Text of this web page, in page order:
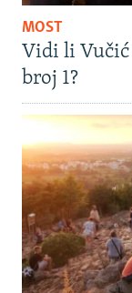
MOST
Vidi li
broj 1?